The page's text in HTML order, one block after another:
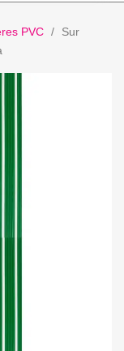
PVC
Sur